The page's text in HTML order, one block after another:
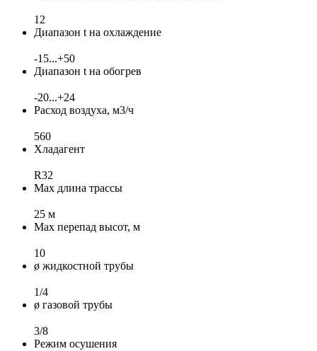
12
Диапазон t на охлаждение
-15...+50
Диапазон t на обогрев
-20...+24
Расход воздуха, м3/ч
560
Хладагент
R32
Max длина трассы
25 м
Max перепад высот, м
10
ø жидкостной трубы
1/4
ø газовой трубы
3/8
Режим осушения